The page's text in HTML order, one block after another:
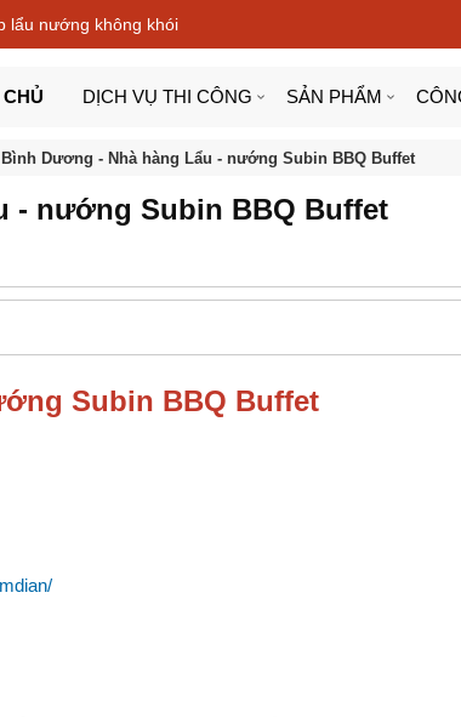
lẩu nướng không khói
DỊCH VỤ THI CÔNG SẢN PHẨM
Bình Dương - Nhà hàng Lẩu - nướng Subin BBQ Buffet
- nướng Subin BBQ Buffet
Subin BBQ Buffet